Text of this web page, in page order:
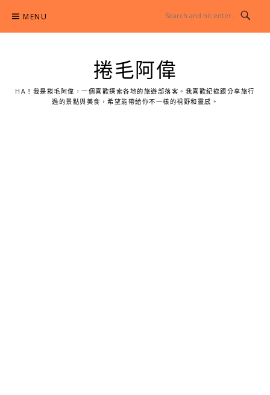
content
MENU
捲毛阿偉
HA！我是捲毛阿偉，一個喜歡探索各地的旅遊部落客。我喜歡紀錄跟分享旅行
過的景點與美食，希望能帶給你不一樣的視野和靈感。